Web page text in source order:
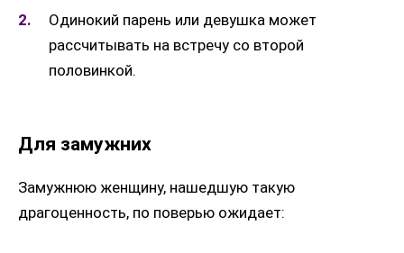
Одинокий парень или девушка может
рассчитывать на встречу со второй
половинкой.
Для замужних
Замужнюю женщину, нашедшую такую
драгоценность, по поверью ожидает: